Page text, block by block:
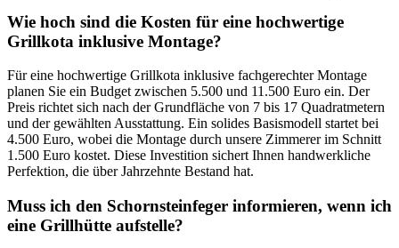
Wie hoch sind die Kosten für eine hochwertige
Grillkota inklusive Montage?
Für eine hochwertige Grillkota inklusive fachgerechter Montage
planen Sie ein Budget zwischen 5.500 und 11.500 Euro ein. Der
Preis richtet sich nach der Grundfläche von 7 bis 17 Quadratmetern
und der gewählten Ausstattung. Ein solides Basismodell startet bei
4.500 Euro, wobei die Montage durch unsere Zimmerer im Schnitt
1.500 Euro kostet. Diese Investition sichert Ihnen handwerkliche
Perfektion, die über Jahrzehnte Bestand hat.
Muss ich den Schornsteinfeger informieren, wenn ich
eine Grillhütte aufstelle?